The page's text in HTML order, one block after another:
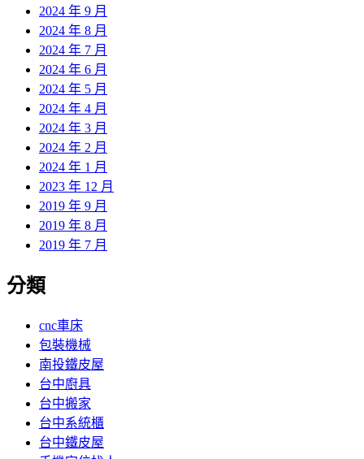
2024 年 9 月
2024 年 8 月
2024 年 7 月
2024 年 6 月
2024 年 5 月
2024 年 4 月
2024 年 3 月
2024 年 2 月
2024 年 1 月
2023 年 12 月
2019 年 9 月
2019 年 8 月
2019 年 7 月
分類
cnc車床
包裝機械
南投鐵皮屋
台中廚具
台中搬家
台中系統櫃
台中鐵皮屋